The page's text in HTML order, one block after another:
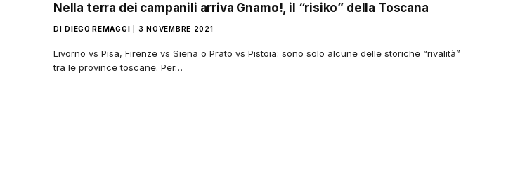
Nella terra dei campanili arriva Gnamo!, il “risiko” della Toscana
DI DIEGO REMAGGI 3 NOVEMBRE 2021
Livorno vs Pisa, Firenze vs Siena o Prato vs Pistoia: sono solo alcune delle storiche “rivalità”
tra le province toscane. Per…